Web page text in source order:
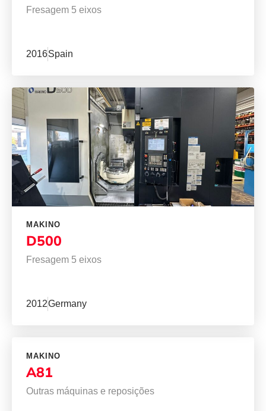
Fresagem 5 eixos
2016Spain
MAKINO
D500
Fresagem 5 eixos
2012Germany
MAKINO
A81
Outras máquinas e reposições